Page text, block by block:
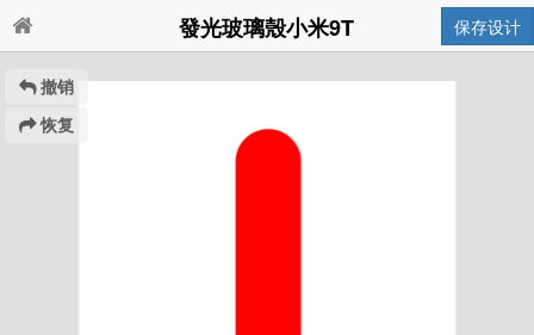
發光玻璃殼小米9T 保存设计
撤销
恢复